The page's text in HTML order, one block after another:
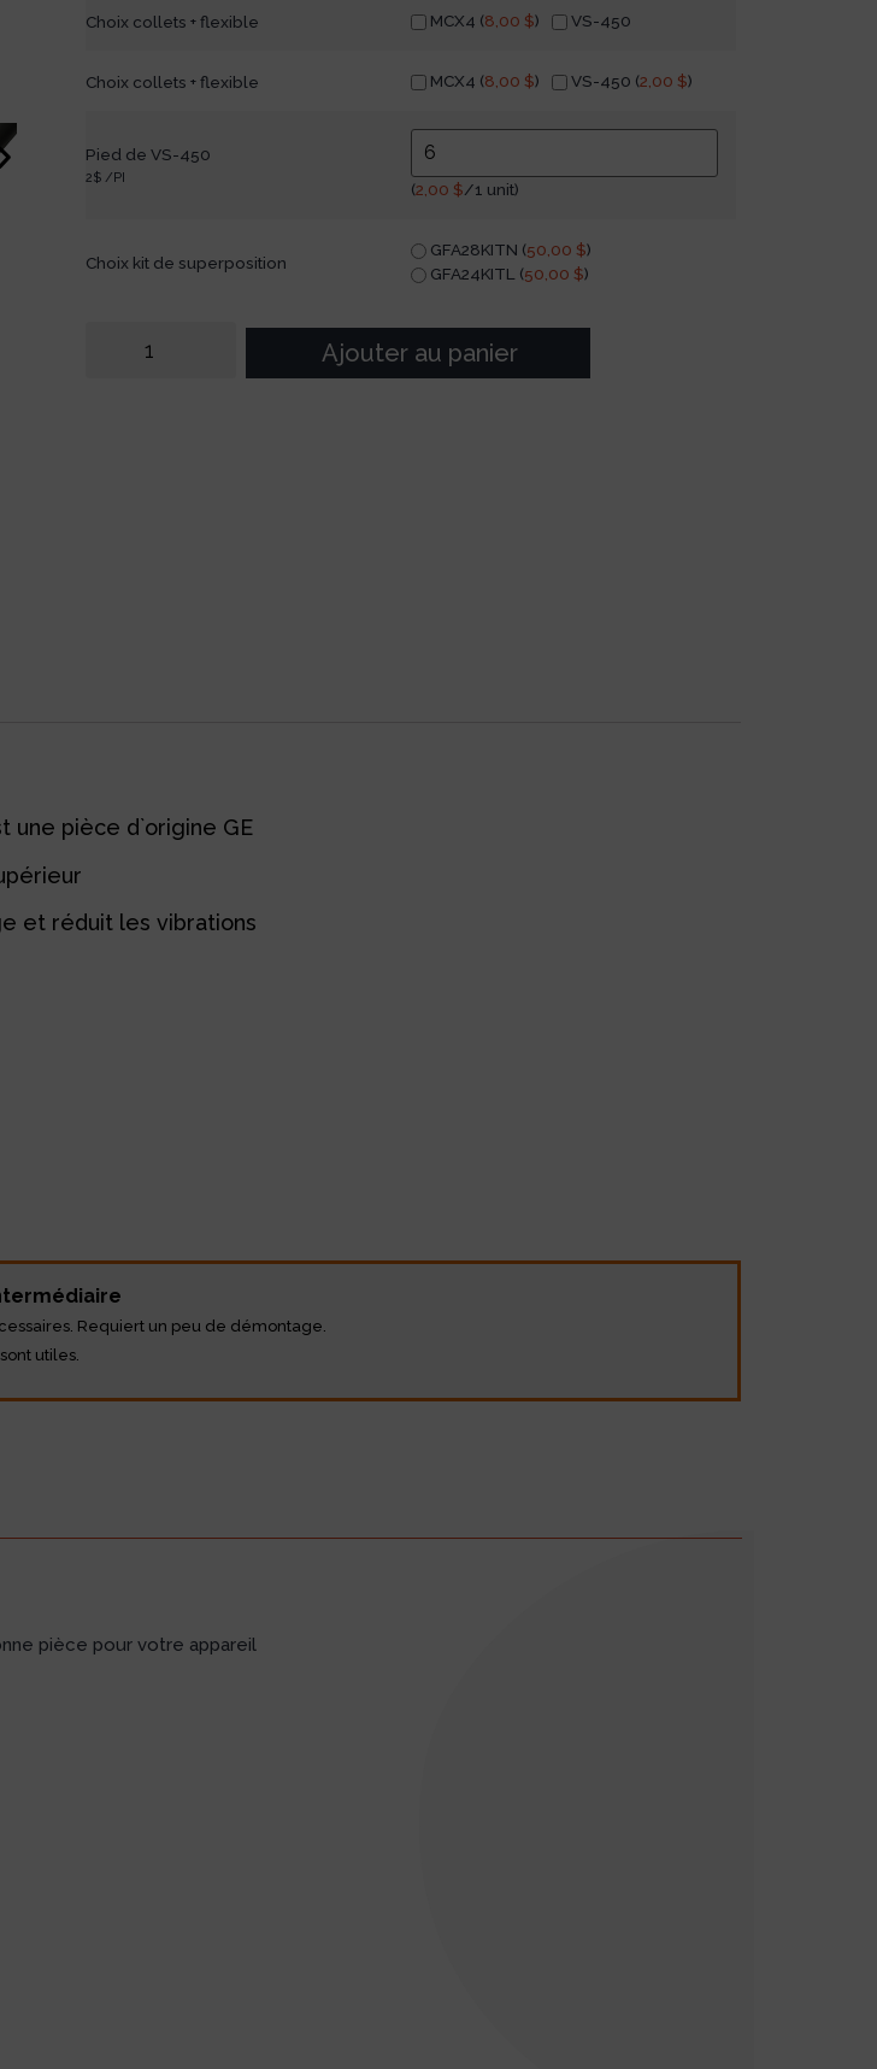
Choix collets + flexible MCX4 (8,00 $) VS-450
Choix collets + flexible MCX4 (8,00 $) VS-450 (2,00 $)
Pied de VS-450
2$ /PI
(2,00 $/1 unit)
Choix kit de superposition
GFA28KITN (50,00 $)
GFA24KITL (50,00 $)
Ajouter au panier
une pièce d`origine GE
et réduit les vibrations
Requiert un peu de démontage.
utiles.
pièce pour votre appareil